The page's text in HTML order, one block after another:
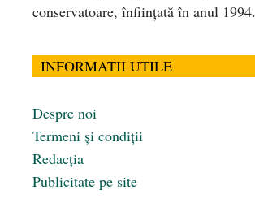
conservatoare, înfiinţată în anul 1994.
INFORMATII UTILE
Despre noi
Termeni și condiții
Redacția
Publicitate pe site